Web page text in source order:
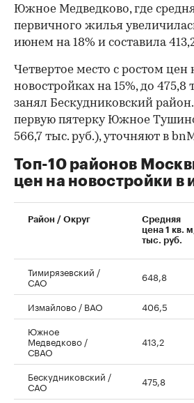
Южное Медведково, где
первичного жилья
июнем на 18% и составила
00:00 / 00:00
Четвертое место с ростом цен
новостройках на 15%, до 475,8
занял Бескудниковский
первую пятерку Южное Тушино
566,7 тыс. руб.), уточняют в
Топ-10 районов
цен на новостройки в
Район / Округ
Средняя
цена 1 кв.
тыс. руб.
Тимирязевский /
САО 648,8
Измайлово / ВАО 406,5
Южное
Медведково /
СВАО
413,2
Бескудниковский /
САО 475,8